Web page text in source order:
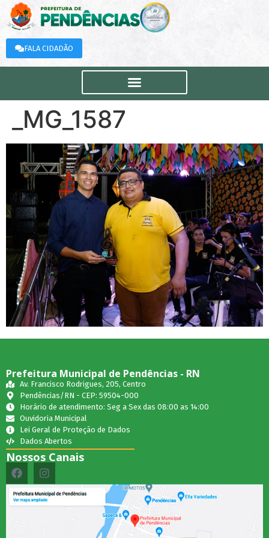
FALA CIDADÃO
_MG_1587
Prefeitura Municipal de Pendências - RN
Av. Francisco Rodrigues, 205, Centro
Pendências/RN - CEP: 59504-000
Horário de atendimento: Seg a Sex das 08:00 as 14:00
Ouvidoria Municipal
Lei Geral de Proteção de Dados
Dados Abertos
Nossos Canais